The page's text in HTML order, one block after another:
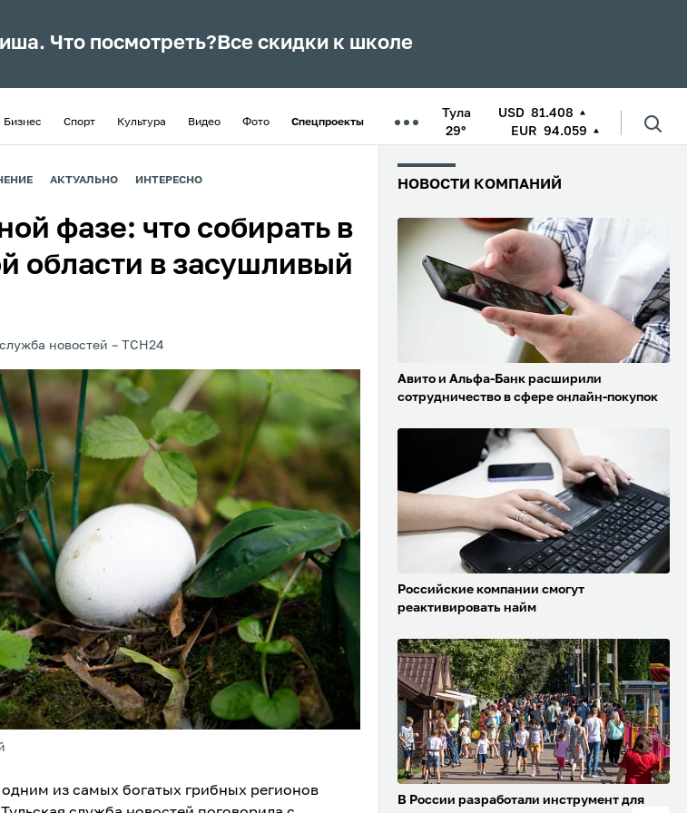
Что посмотреть? Все скидки к школе
Бизнес Спорт Культура Видео Фото Спецпроекты
Тула
29°
USD 81.408
EUR 94.059
АКТУАЛЬНО ИНТЕРЕСНО
фазе: что собирать в
области в засушливый
новостей ТСН24
одним из самых богатых грибных регионов
НОВОСТИ КОМПАНИЙ
Авито и Альфа-Банк расширили
сотрудничество в сфере онлайн-покупок
Российские компании смогут
реактивировать найм
В России разработали инструмент для